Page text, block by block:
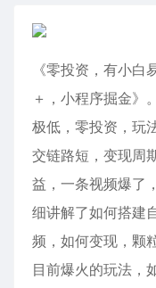
《零投资，有小
＋，小程序掘金》
极低，零投资，玩
交链路短，变现周
益，一条视频爆了
细讲解了如何搭建
频，如何变现，颗
目前爆火的玩法，